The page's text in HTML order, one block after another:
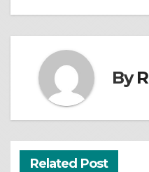
By
Related Post